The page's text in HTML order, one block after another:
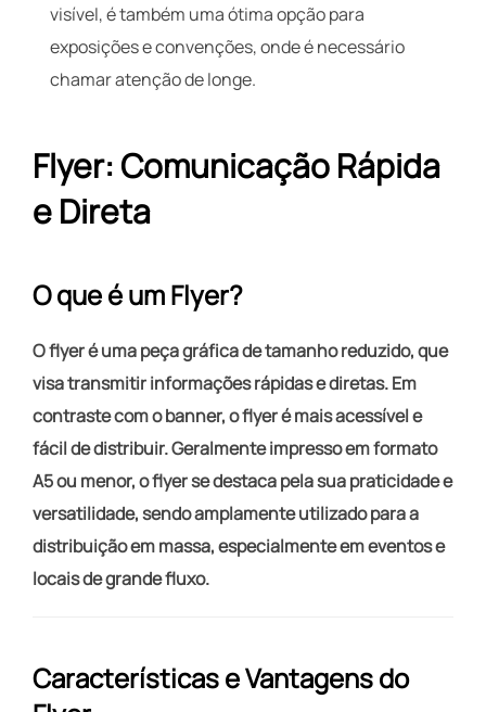
visível, é também uma ótima opção para
exposições e convenções, onde é necessário
chamar atenção de longe.
Flyer: Comunicação Rápida
e Direta
O que é um Flyer?
O flyer é uma peça gráfica de tamanho reduzido, que
visa transmitir informações rápidas e diretas. Em
contraste com o banner, o flyer é mais acessível e
fácil de distribuir. Geralmente impresso em formato
A5 ou menor, o flyer se destaca pela sua praticidade e
versatilidade, sendo amplamente utilizado para a
distribuição em massa, especialmente em eventos e
locais de grande fluxo.
Características e Vantagens do